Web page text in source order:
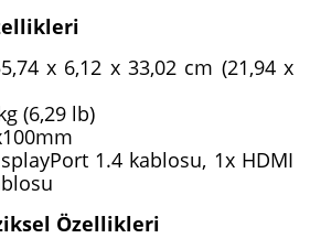
x 6,12 x 33,02 cm (21,94 x
(6,29 lb)
1.4 kablosu, 1x HDMI
Özellikleri